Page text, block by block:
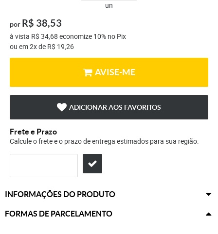
un
por R$ 38,53
à vista R$ 34,68 economize 10% no Pix
ou em2xde R$ 19,26
AVISE-ME
ADICIONAR AOS FAVORITOS
Frete e Prazo
Calcule o frete e o prazo de entrega estimados para sua região:
INFORMAÇÕES DO PRODUTO
FORMAS DE PARCELAMENTO